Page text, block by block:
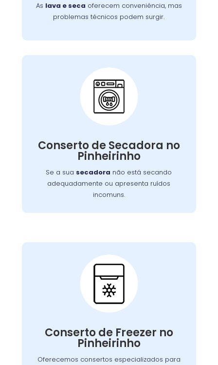
As lava e seca oferecem conveniência, mas
problemas técnicos podem surgir.
Conserto de Secadora no
Pinheirinho
Se a sua secadora não está secando
adequadamente ou apresenta ruídos
incomuns.
Conserto de Secadora:
e corrigir o problema, garantindo o
funcionamento eficiente do aparelho.
Conserto de Freezer no
Pinheirinho
Oferecemos consertos especializados para
Conserto de Freezer:
Nossos especialistas estão prontos para
ou componentes elétricos, garantindo o
congelamento adequada dos alimentos.